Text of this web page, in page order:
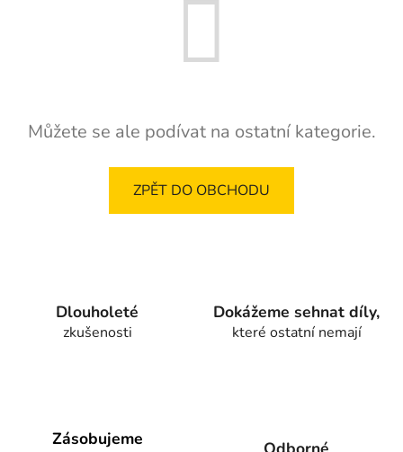
Můžete se ale podívat na ostatní kategorie.
ZPĚT DO OBCHODU
Dlouholeté
zkušenosti
Dokážeme sehnat díly,
které ostatní nemají
Zásobujeme